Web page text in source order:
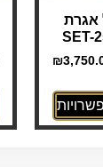
אגרת
₪